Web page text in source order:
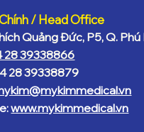
/ Head Office
Quảng Đức, P5, Q. Phú
28 39338866
28 39338879
www.mykimmedical.vn